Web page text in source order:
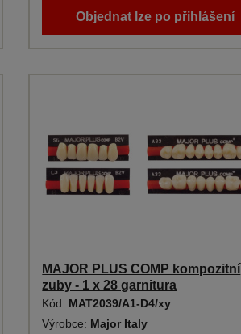
Objednat lze po přihlášení
MAJOR PLUS COMP kompozitní
zuby - 1 x 28 garnitura
Kód: MAT2039/A1-D4/xy
Výrobce: Major Italy